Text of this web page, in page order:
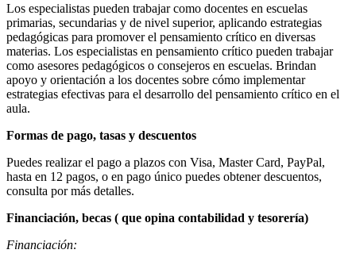
Los especialistas pueden trabajar como docentes en escuelas
primarias, secundarias y de nivel superior, aplicando estrategias
pedagógicas para promover el pensamiento crítico en diversas
materias. Los especialistas en pensamiento crítico pueden trabajar
como asesores pedagógicos o consejeros en escuelas. Brindan
apoyo y orientación a los docentes sobre cómo implementar
estrategias efectivas para el desarrollo del pensamiento crítico en el
aula.
Formas de pago, tasas y descuentos
Puedes realizar el pago a plazos con Visa, Master Card, PayPal,
hasta en 12 pagos, o en pago único puedes obtener descuentos,
consulta por más detalles.
Financiación, becas ( que opina contabilidad y tesorería)
Financiación: